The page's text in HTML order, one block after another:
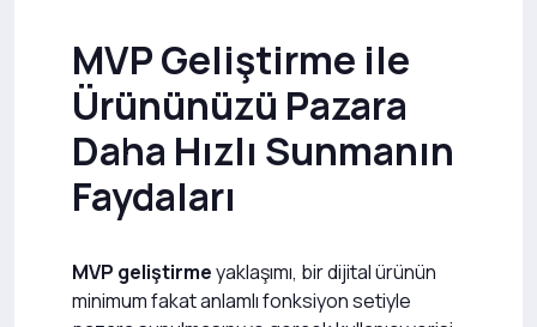
MVP Geliştirme ile
Ürününüzü Pazara
Daha Hızlı Sunmanın
Faydaları
MVP geliştirmeyaklaşımı, bir dijital ürünün
minimum fakat anlamlı fonksiyon setiyle